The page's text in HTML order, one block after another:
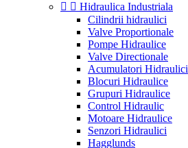
  Hidraulica Industriala
Cilindrii hidraulici
Valve Proportionale
Pompe Hidraulice
Valve Directionale
Acumulatori Hidraulici
Blocuri Hidraulice
Grupuri Hidraulice
Control Hidraulic
Motoare Hidraulice
Senzori Hidraulici
Hagglunds